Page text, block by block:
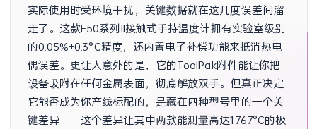
实际使用时受环境干扰，关键数据就在这几度误差间溜
走了。这款F50系列II接触式手持温度计拥有实验室级别
的0.05%+0.3°C精度，还内置电子补偿功能来抵消热电
偶误差。更让人意外的是，它的ToolPak附件能让你把
设备吸附在任何金属表面，彻底解放双手。但真正决定
它能否成为你产线标配的，是藏在四种型号里的一个关
键差异——这个差异让其中两款能测量高达1767°C的极